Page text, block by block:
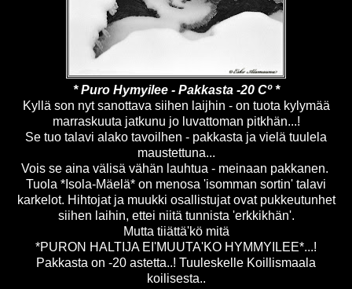
* Puro Hymyilee - Pakkasta -20 Cº *
Kyllä son nyt sanottava siihen laijhin - on tuota kylymää
marraskuuta jatkunu jo luvattoman pitkhän...!
Se tuo talavi alako tavoilhen - pakkasta ja vielä tuulela
maustettuna...
Vois se aina välisä vähän lauhtua - meinaan pakkanen.
Tuola *Isola-Mäelä* on menosa 'isomman sortin' talavi
karkelot. Hihtojat ja muukki osallistujat ovat pukkeutunhet
siihen laihin, ettei niitä tunnista 'erkkikhän'.
Mutta tiiättä'kö mitä
*PURON HALTIJA EI'MUUTA'KO HYMMYILEE*...!
Pakkasta on -20 astetta..! Tuuleskelle Koillismaala
koilisesta..